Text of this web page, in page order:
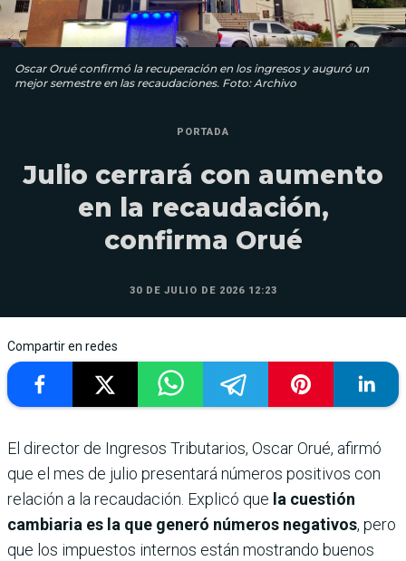
Oscar Orué confirmó la recuperación en los ingresos y auguró un
mejor semestre en las recaudaciones. Foto: Archivo
PORTADA
Julio cerrará con aumento
en la recaudación,
confirma Orué
30 DE JULIO DE 2026 12:23
Compartir en redes
El director de Ingresos Tributarios, Oscar Orué, afirmó
que el mes de julio presentará números positivos con
relación a la recaudación. Explicó que la cuestión
cambiaria es la que generó números negativos, pero
que los impuestos internos están mostrando buenos